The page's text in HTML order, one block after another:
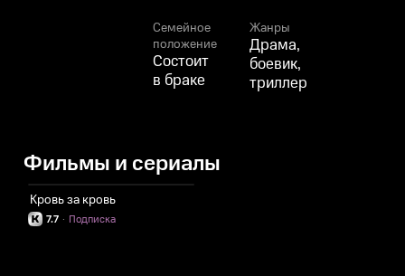
Семейное
положение
Состоит
в браке
Жанры
Драма,
боевик,
триллер
Фильмы и сериалы
Кровь за кровь
7.7 Подписка
·